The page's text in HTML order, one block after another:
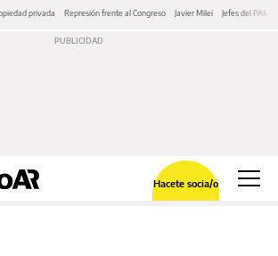
privada Represión frente al Congreso Javier Milei Jefes del PAMI
Hacete socia/o